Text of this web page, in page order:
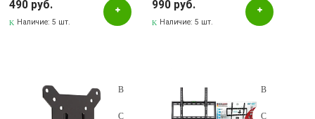
490 руб.
Наличие:5 шт.
поворотный, цвет черный
990 руб.
Наличие:5 шт.